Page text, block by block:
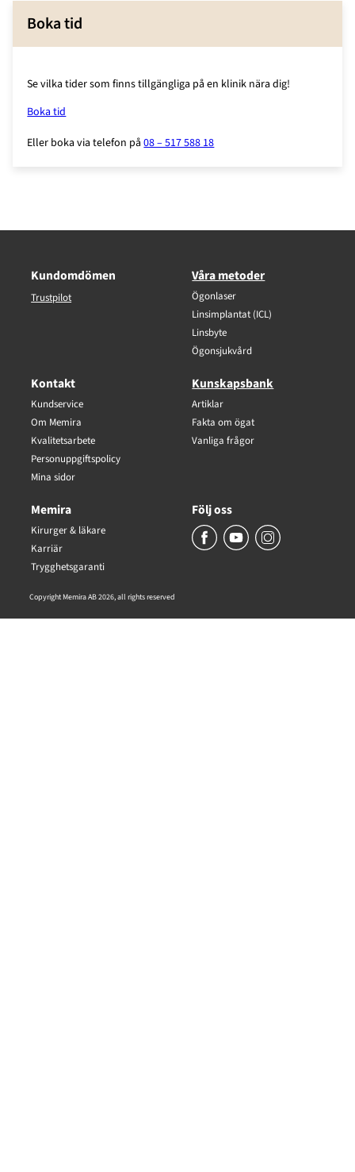
Boka tid
Se vilka tider som finns tillgängliga på en klinik nära dig!
Boka tid
Eller boka via telefon på08 – 517 588 18
Kundomdömen
Trustpilot
Våra metoder
Ögonlaser
Linsimplantat (ICL)
Linsbyte
Ögonsjukvård
Kontakt
Kundservice
Om Memira
Kvalitetsarbete
Personuppgiftspolicy
Mina sidor
Kunskapsbank
Artiklar
Fakta om ögat
Vanliga frågor
Memira
Kirurger & läkare
Karriär
Trygghetsgaranti
Följ oss
Copyright Memira AB 2026, all rights reserved